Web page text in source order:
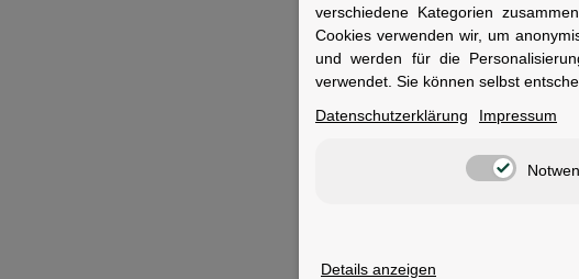
Farbe:
Leuchtweite:
Brenndauer:
LED-Typ:
verschiedene Kategorien
Cookies verwenden wir, um
und werden für die
verwendet. Sie können selbst
Datenschutzerklärung
Impressum
Details anzeigen